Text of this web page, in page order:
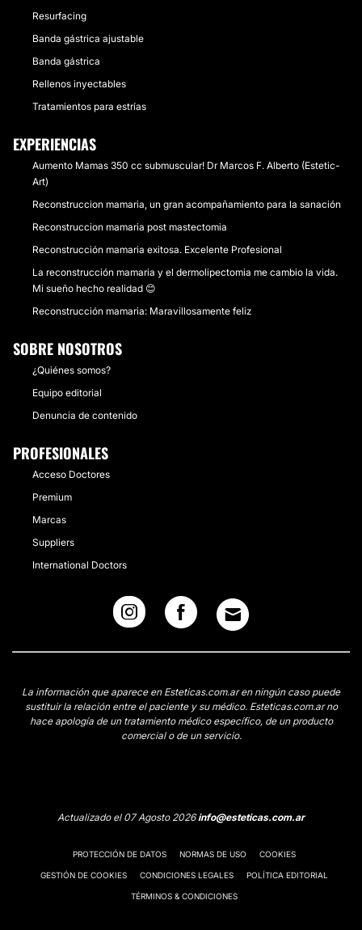
Resurfacing
Banda gástrica ajustable
Banda gástrica
Rellenos inyectables
Tratamientos para estrías
EXPERIENCIAS
Aumento Mamas 350 cc submuscular! Dr Marcos F. Alberto (Estetic-
Art)
Reconstruccion mamaria, un gran acompañamiento para la sanación
Reconstruccion mamaria post mastectomia
Reconstrucción mamaria exitosa. Excelente Profesional
La reconstrucción mamaria y el dermolipectomia me cambio la vida.
Mi sueño hecho realidad 😊
Reconstrucción mamaria: Maravillosamente feliz
SOBRE NOSOTROS
¿Quiénes somos?
Equipo editorial
Denuncia de contenido
PROFESIONALES
Acceso Doctores
Premium
Marcas
Suppliers
International Doctors
La información que aparece en Esteticas.com.ar en ningún caso puede
sustituir la relación entre el paciente y su médico. Esteticas.com.ar no
hace apología de un tratamiento médico específico, de un producto
comercial o de un servicio.
Actualizado el 07 Agosto 2026info@esteticas.com.ar
PROTECCIÓN DE DATOS NORMAS DE USO COOKIES
GESTIÓN DE COOKIES CONDICIONES LEGALES POLÍTICA EDITORIAL
TÉRMINOS & CONDICIONES